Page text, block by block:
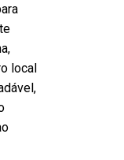
local